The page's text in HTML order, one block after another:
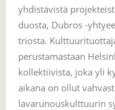
yhdistävistä
duosta, Dubros -
triosta.
perustamastaan
kollektiivista, joka yli
aikana on ollut
lavarunouskulttuurin